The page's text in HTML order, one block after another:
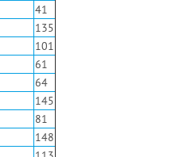
41
135
101
61
64
145
81
148